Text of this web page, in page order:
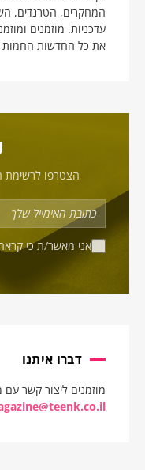
המחקרים, הטרנדים,
את כל החדשות החמות
הצטרפו לרשימת
אני מאשר/ת כי
דברו איתנו
מוזמנים ליצור קשר עם